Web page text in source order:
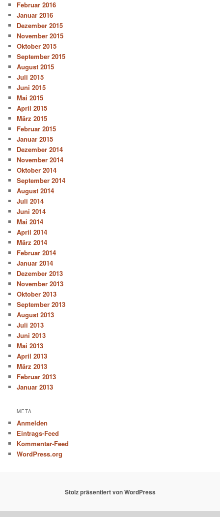
Februar 2016
Januar 2016
Dezember 2015
November 2015
Oktober 2015
September 2015
August 2015
Juli 2015
Juni 2015
Mai 2015
April 2015
März 2015
Februar 2015
Januar 2015
Dezember 2014
November 2014
Oktober 2014
September 2014
August 2014
Juli 2014
Juni 2014
Mai 2014
April 2014
März 2014
Februar 2014
Januar 2014
Dezember 2013
November 2013
Oktober 2013
September 2013
August 2013
Juli 2013
Juni 2013
Mai 2013
April 2013
März 2013
Februar 2013
Januar 2013
META
Anmelden
Eintrags-Feed
Kommentar-Feed
WordPress.org
Stolz präsentiert von WordPress